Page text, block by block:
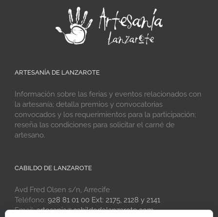
ARTESANÍA DE LANZAROTE
Información sobre las ferias y eventos relacionados con
la artesanía; detalla premios y convocatorias
convocados y los requerimientos para la participación;
reseña las condiciones para solicitar el carné de
artesano.
CABILDO DE LANZAROTE
Avd Fred Olsen s/n, Arrecife
Teléfono: 928 81 01 00 Ext: 2175, 2128 y 2141
Email:artesania@cabildodelanzarote.com